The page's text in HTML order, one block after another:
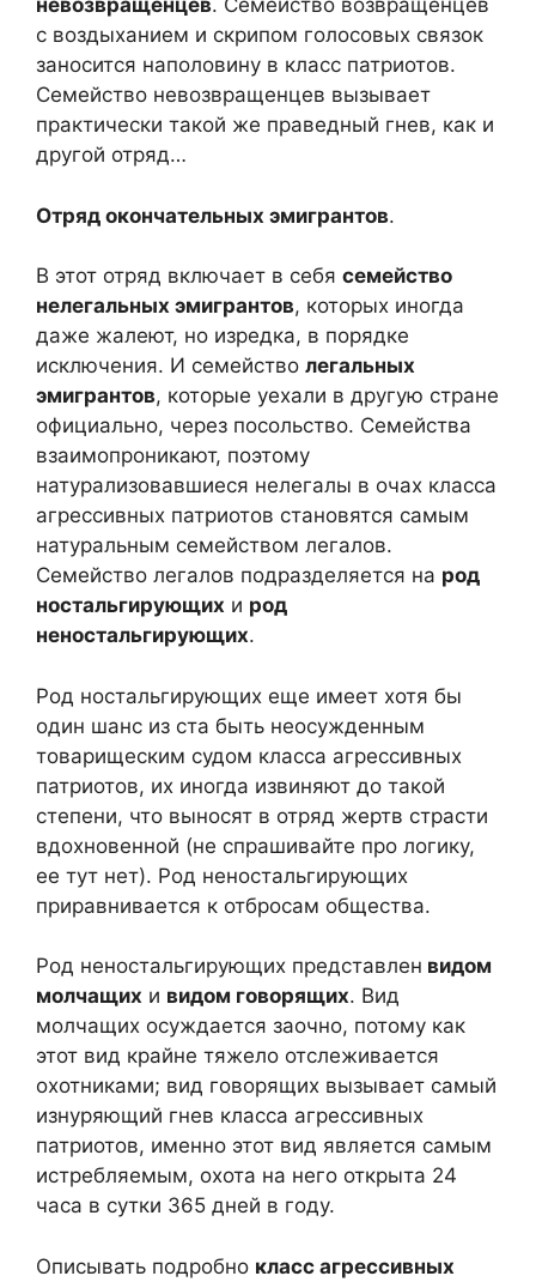
невозвращенцев. Семейство возвращенцев
с воздыханием и скрипом голосовых связок
заносится наполовину в класс патриотов.
Семейство невозвращенцев вызывает
практически такой же праведный гнев, как и
другой отряд…
Отряд окончательных эмигрантов.
В этот отряд включает в себя семейство
нелегальных эмигрантов, которых иногда
даже жалеют, но изредка, в порядке
исключения. И семейство легальных
эмигрантов, которые уехали в другую стране
официально, через посольство. Семейства
взаимопроникают, поэтому
натурализовавшиеся нелегалы в очах класса
агрессивных патриотов становятся самым
натуральным семейством легалов.
Семейство легалов подразделяется на род
ностальгирующих и род
неностальгирующих.
Род ностальгирующих еще имеет хотя бы
один шанс из ста быть неосужденным
товарищеским судом класса агрессивных
патриотов, их иногда извиняют до такой
степени, что выносят в отряд жертв страсти
вдохновенной (не спрашивайте про логику,
ее тут нет). Род неностальгирующих
приравнивается к отбросам общества.
Род неностальгирующих представлен видом
молчащих и видом говорящих. Вид
молчащих осуждается заочно, потому как
этот вид крайне тяжело отслеживается
охотниками; вид говорящих вызывает самый
изнуряющий гнев класса агрессивных
патриотов, именно этот вид является самым
истребляемым, охота на него открыта 24
часа в сутки 365 дней в году.
Описывать подробно класс агрессивных